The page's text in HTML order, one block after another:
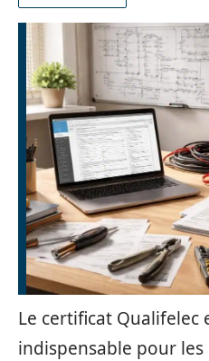
Le certificat Qualifelec
indispensable pour